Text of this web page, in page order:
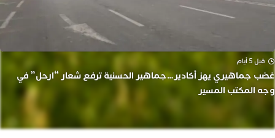
قبل 5 أيام
غضب جماهيري يهز أكادير…جماهير الحسنية ترفع شعار “ارحل” في
وجه المكتب المسير